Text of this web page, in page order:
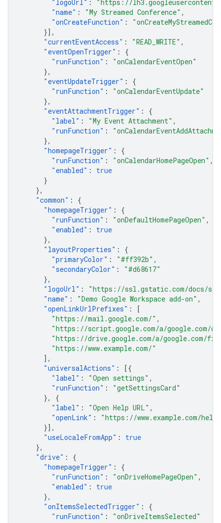
" logoUrl" :
"https://
"name" : "My Streamed Conference" ,
"onCreateFunction" :
}],
"currentEventAccess" : "READ_WRITE" ,
" eventOpenTrigger" :
{
" runFunction" :
"onCalendarEventOpen"
},
" eventUpdateTrigger" :
{
" runFunction" :
"onCalendarEventUpdate"
},
" eventAttachmentTrigger" :
{
" label" : "My Event Attachment" ,
" runFunction" :
},
"homepageTrigger" :
{
" runFunction" : "onCalendarHomePageOpen" ,
" enabled" :
true
}
},
"common" :
{
"homepageTrigger" :
{
" runFunction" : "onDefaultHomePageOpen" ,
" enabled" :
true
},
" layoutProperties" :
{
"primaryColor" : "#ff392b" ,
"secondaryColor" :
"#d68617"
},
" logoUrl" :
"https://ssl.gstatic.com/docs/
"name" : "Demo Google Workspace add-on" ,
"openLinkUrlPrefixes" :
[
"https://mail.google.com/" ,
"https://script.google.com/a/google.com/
"https://drive.google.com/a/google.com/
"https://www.example.com/"
],
"universalActions" :
[{
" label" : "Open settings" ,
" runFunction" :
"getSettingsCard"
},
{
" label" : "Open Help URL" ,
"openLink" :
"https://www.example.com/help"
}],
"useLocaleFromApp" :
true
},
"drive" :
{
"homepageTrigger" :
{
" runFunction" : "onDriveHomePageOpen" ,
" enabled" :
true
},
"onItemsSelectedTrigger" :
{
" runFunction" :
"onDriveItemsSelected"